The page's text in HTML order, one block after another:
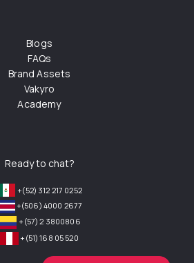
Blogs
FAQs
Brand Assets
Vakyro
Academy
Ready to chat?
+(52) 312 217 0252
+(506) 4000 2677
+(57) 2 3800806
+(51) 168 05 520